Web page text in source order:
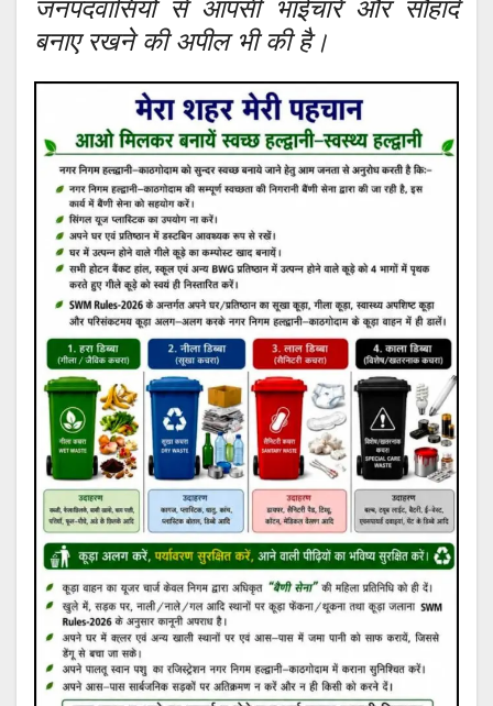
जनपदवासियों से आपसी भाईचारे और सौहार्द
बनाए रखने की अपील भी की है।